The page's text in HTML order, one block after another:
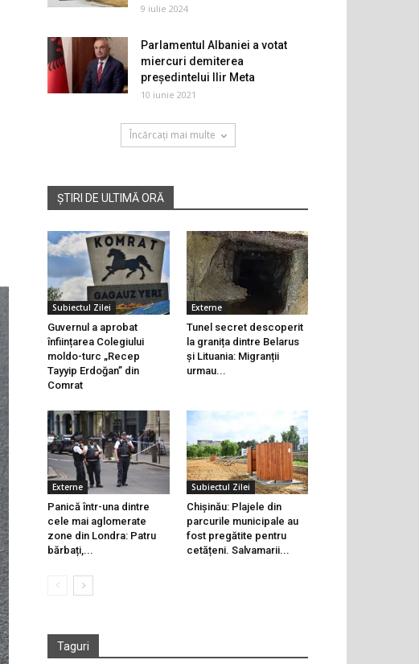
9 iulie 2024
Parlamentul Albaniei a votat
miercuri demiterea
preşedintelui Ilir Meta
10 iunie 2021
Încărcați mai multe
ȘTIRI DE ULTIMĂ ORĂ
Subiectul Zilei
Guvernul a aprobat
înființarea Colegiului
moldo-turc „Recep
Tayyip Erdoğan” din
Comrat
Externe
Tunel secret descoperit
la granița dintre Belarus
și Lituania: Migranții
urmau...
Externe
Panică într-una dintre
cele mai aglomerate
zone din Londra: Patru
bărbați,...
Subiectul Zilei
Chișinău: Plajele din
parcurile municipale au
fost pregătite pentru
cetățeni. Salvamarii...
Taguri